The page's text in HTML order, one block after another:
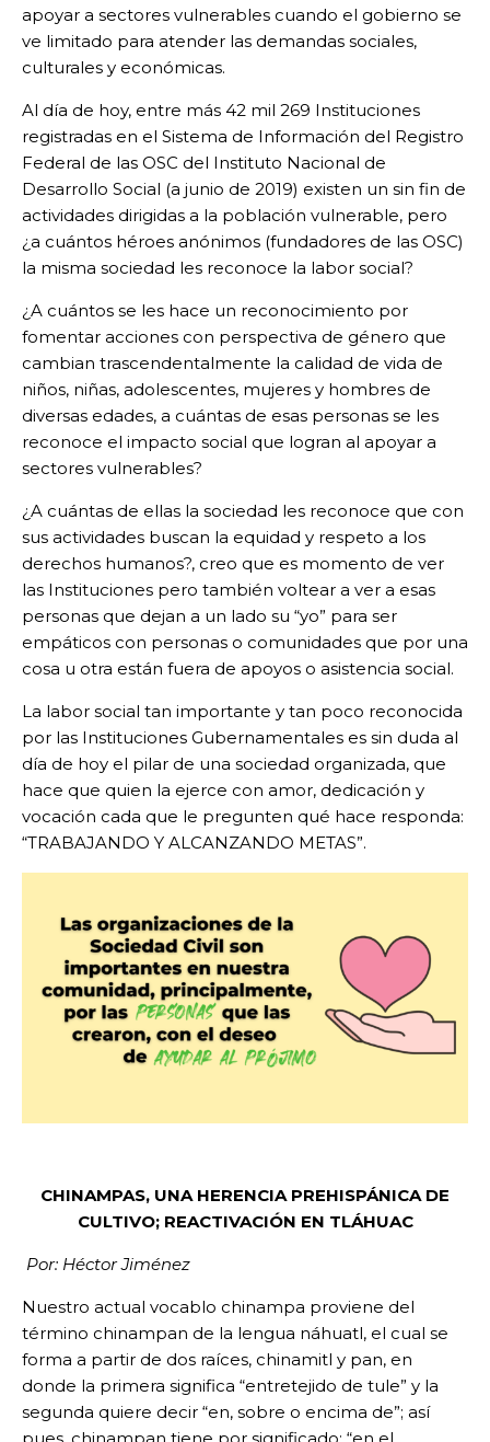
apoyar a sectores vulnerables cuando el gobierno se
ve limitado para atender las demandas sociales,
culturales y económicas.
Al día de hoy, entre más 42 mil 269 Instituciones
registradas en el Sistema de Información del Registro
Federal de las OSC del Instituto Nacional de
Desarrollo Social (a junio de 2019) existen un sin fin de
actividades dirigidas a la población vulnerable, pero
¿a cuántos héroes anónimos (fundadores de las OSC)
la misma sociedad les reconoce la labor social?
¿A cuántos se les hace un reconocimiento por
fomentar acciones con perspectiva de género que
cambian trascendentalmente la calidad de vida de
niños, niñas, adolescentes, mujeres y hombres de
diversas edades, a cuántas de esas personas se les
reconoce el impacto social que logran al apoyar a
sectores vulnerables?
¿A cuántas de ellas la sociedad les reconoce que con
sus actividades buscan la equidad y respeto a los
derechos humanos?, creo que es momento de ver
las Instituciones pero también voltear a ver a esas
personas que dejan a un lado su “yo” para ser
empáticos con personas o comunidades que por una
cosa u otra están fuera de apoyos o asistencia social.
La labor social tan importante y tan poco reconocida
por las Instituciones Gubernamentales es sin duda al
día de hoy el pilar de una sociedad organizada, que
hace que quien la ejerce con amor, dedicación y
vocación cada que le pregunten qué hace responda:
“TRABAJANDO Y ALCANZANDO METAS”.
CHINAMPAS, UNA HERENCIA PREHISPÁNICA DE
CULTIVO; REACTIVACIÓN EN TLÁHUAC
Por: Héctor Jiménez
Nuestro actual vocablo chinampa proviene del
término chinampan de la lengua náhuatl, el cual se
forma a partir de dos raíces, chinamitl y pan, en
donde la primera significa “entretejido de tule” y la
segunda quiere decir “en, sobre o encima de”; así